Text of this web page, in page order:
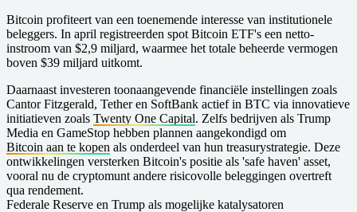
Bitcoin profiteert van een toenemende interesse van institutionele
beleggers. In april registreerden spot Bitcoin ETF's een netto-
instroom van $2,9 miljard, waarmee het totale beheerde vermogen
boven $39 miljard uitkomt.
Daarnaast investeren toonaangevende financiële instellingen zoals
Cantor Fitzgerald, Tether en SoftBank actief in BTC via innovatieve
initiatieven zoals Twenty One Capital. Zelfs bedrijven als Trump
Media en GameStop hebben plannen aangekondigd om
Bitcoin aan te kopen als onderdeel van hun treasurystrategie. Deze
ontwikkelingen versterken Bitcoin's positie als 'safe haven' asset,
vooral nu de cryptomunt andere risicovolle beleggingen overtreft
qua rendement.
Federale Reserve en Trump als mogelijke katalysatoren